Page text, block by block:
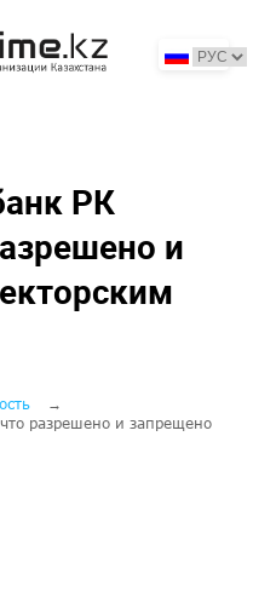
РК
и
разрешено и запрещено